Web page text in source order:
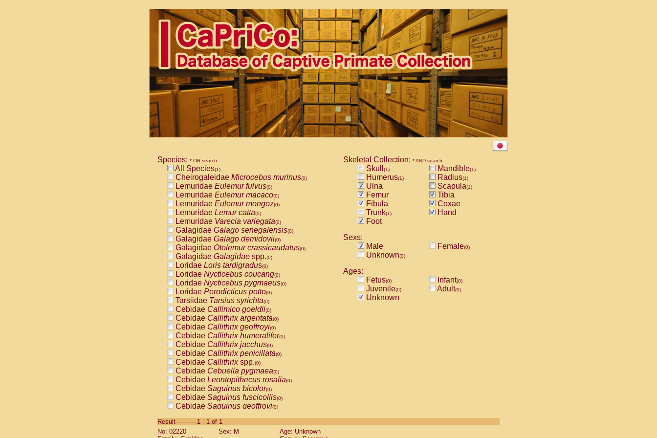
Species: * OR search
All Species(1)
Cheirogaleidae Microcebus murinus(0)
Lemuridae Eulemur fulvus(0)
Lemuridae Eulemur macaco(0)
Lemuridae Eulemur mongoz(0)
Lemuridae Lemur catta(0)
Lemuridae Varecia variegata(0)
Galagidae Galago senegalensis(0)
Galagidae Galago demidovii(0)
Galagidae Otolemur crassicaudatus(0)
Galagidae Galagidae spp.(0)
Loridae Loris tardigradus(0)
Loridae Nycticebus coucang(0)
Loridae Nycticebus pygmaeus(0)
Loridae Perodicticus potto(0)
Tarsiidae Tarsius syrichta(0)
Cebidae Callimico goeldii(0)
Cebidae Callithrix argentata(0)
Cebidae Callithrix geoffroyi(0)
Cebidae Callithrix humeralifer(0)
Cebidae Callithrix jacchus(0)
Cebidae Callithrix penicillata(0)
Cebidae Callithrixspp.(0)
Cebidae Cebuella pygmaea(0)
Cebidae Leontopithecus rosalia(0)
Cebidae Saguinus bicolor(0)
Cebidae Saguinus fuscicollis(0)
Cebidae Saguinus geoffroyi(0)
CebidaeSaguinus labiatus(0)
Cebidae Saguinus leucopus (0)
Skeletal Collection: * AND search
Skull (1) Mandible(1)
Humerus(1) Radius(1)
Ulna Scapula(1)
Femur
Tibia
Fibula
Coxae
Trunk(1)
Hand
Foot
Sexs:
Male
Female(0)
Unknown(0)
Ages:
Fetus(0) Infant(0)
Juvenile(0) Adult(0)
Unknown
Result-----------1 - 1 of 1
No: 02220
Sex: M
Age: Unknown